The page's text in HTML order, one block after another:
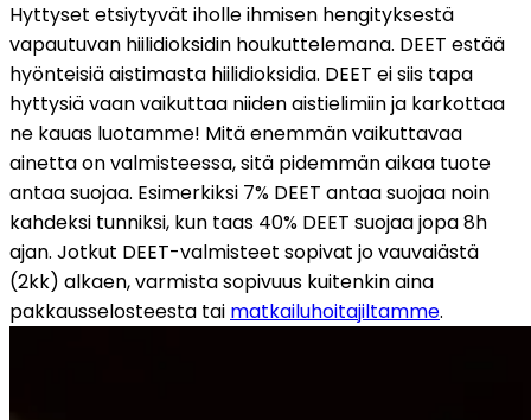
Hyttyset etsiytyvät iholle ihmisen hengityksestä
vapautuvan hiilidioksidin houkuttelemana. DEET estää
hyönteisiä aistimasta hiilidioksidia. DEET ei siis tapa
hyttysiä vaan vaikuttaa niiden aistielimiin ja karkottaa
ne kauas luotamme! Mitä enemmän vaikuttavaa
ainetta on valmisteessa, sitä pidemmän aikaa tuote
antaa suojaa. Esimerkiksi 7% DEET antaa suojaa noin
kahdeksi tunniksi, kun taas 40% DEET suojaa jopa 8h
ajan. Jotkut DEET-valmisteet sopivat jo vauvaiästä
(2kk) alkaen, varmista sopivuus kuitenkin aina
pakkausselosteesta tai matkailuhoitajiltamme.